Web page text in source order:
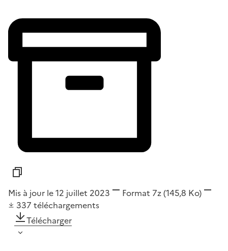
Mis à jour le 12 juillet 2023 Format 7z(145,8 Ko)
337 téléchargements
Télécharger